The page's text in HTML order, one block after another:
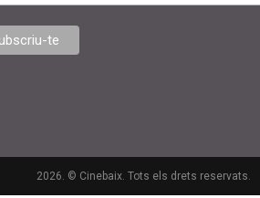
2026. © Cinebaix. Tots els drets reservats.